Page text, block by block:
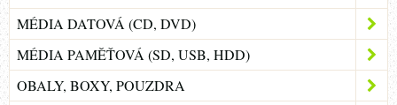
MÉDIA DATOVÁ (CD, DVD)
MÉDIA PAMĚŤOVÁ (SD, USB, HDD)
OBALY, BOXY, POUZDRA